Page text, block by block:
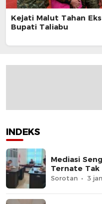
Kejati Malut Tahan Eks
Bupati Taliabu
INDEKS
Mediasi
Ternate Tak
Sorotan 3